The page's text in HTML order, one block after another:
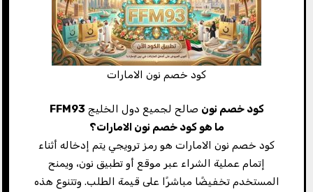
كود خصم نون الامارات
كود خصم نون صالح لجميع دول الخليج FFM93
ما هو كود خصم نون الامارات؟
كود خصم نون الامارات هو رمز ترويجي يتم إدخاله أثناء
إتمام عملية الشراء عبر موقع أو تطبيق نون، ويمنح
المستخدم تخفيضًا مباشرًا على قيمة الطلب. وتتنوع هذه